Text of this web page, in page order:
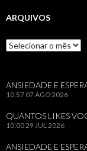
ARQUIVOS
Arquivos
ANSIEDADE E
10:57 07 AGO 2026
QUANTOS LIKES
10:0029 JUL 2026
ANSIEDADE E